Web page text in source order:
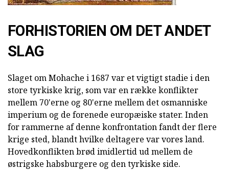
FORHISTORIEN OM DET ANDET
SLAG
Slaget om Mohache i 1687 var et vigtigt stadie i den
store tyrkiske krig, som var en række konflikter
mellem 70'erne og 80'erne mellem det osmanniske
imperium og de forenede europæiske stater. Inden
for rammerne af denne konfrontation fandt der flere
krige sted, blandt hvilke deltagere var vores land.
Hovedkonflikten brød imidlertid ud mellem de
østrigske habsburgere og den tyrkiske side.